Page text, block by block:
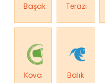
Başak Terazi
Kova Balık